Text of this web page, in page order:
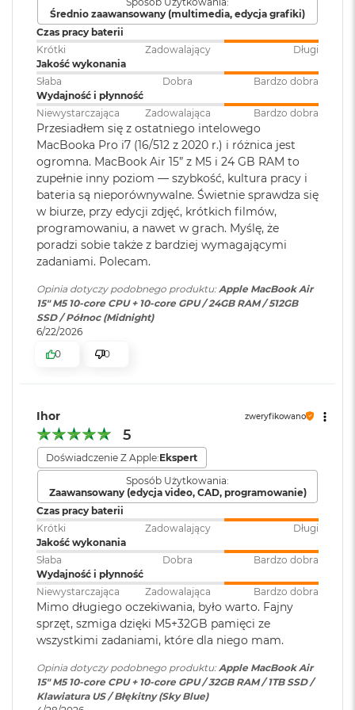
M
a
c
B
o
k
A
i
r
5
1
2
G
B
M
c
B
o
o
k
1
M
a
c
o
o
k
A
i
r
2
T
B
M
c
B
o
Akceleratory Neural Accelerator
Sprzętowa akceleracja ray tracingu
153 GB/s przepustowości pamięci
Silnik multimedialny
Sprzętowa akceleracja obsługi H.264, HEVC, ProRes i ProRes RAW
Silnik dekodowania wideo
Silnik kodowania wideo
Silnik kodujący i dekodujący format ProRes
Dekoder AV1
Ładowanie i rozbudowa
Dwa porty Thunderbolt 4 (USB-C) obsługujące:
Ładowanie
DisplayPort
Thunderbolt 4 (do 40 Gb/s)
USB 4 (do 40 Gb/s)
Obsługa wyświetlaczy
Obsługa maksymalnie dwóch wyświetlaczy zewnętrznych:
Dwa wyświetlacze o natywnej rozdzielczości do 6K przy 60
klawiatura:
Touch ID:
Obsługa
wyświetlaczy :
Obsługa maks. dwóch
wyświetlaczy zewnętrznych do
6K przy 60 Hz lub jednego
wyświetlacza do 8K przy 60 Hz.
Odtwarzanie wideo: Obsługiwane formaty: m.in.
HEVC, H.264, AV1 i ProRes; HDR z
Dolby Vision, HDR10 i HLG
Odtwarzanie
dźwięku:
Obsługiwane formaty: m.in.
AAC, MP3,
system operacyjny
Wersja systemu
macOS Sequoia lub nowszy
Dołączone
oprogramowanie:
Wbudowane aplikacje systemu
macOS
Dodatkowe
informacje:
Klawiatura z Touch ID, Gładzik
Force Touch wyczuwający siłę
nacisku, Czujnik światła
otoczenia
Układ klawiatury: ANSI - Angielski US
Średnio zaawansowany (multimedia, edycja grafiki)
Czas pracy baterii
Krótki
Zadowalający
Długi
Jakość wykonania
Słaba
Dobra
Bardzo dobra
Wydajność i płynność
Niewystarczająca
Zadowalająca Bardzo dobra
Przesiadłem się z ostatniego intelowego
MacBooka Pro i7 (16/512 z 2020 r.) i różnica jest
ogromna. MacBook Air 15” z M5 i 24 GB RAM to
zupełnie inny poziom — szybkość, kultura pracy i
bateria są nieporównywalne. Świetnie sprawdza się
w biurze, przy edycji zdjęć, krótkich filmów,
programowaniu, a nawet w grach. Myślę, że
poradzi sobie także z bardziej wymagającymi
zadaniami. Polecam.
Opinia dotyczy podobnego produktu:Apple MacBook Air
15" M5 10‑core CPU + 10‑core GPU / 24GB RAM / 512GB
SSD / Północ (Midnight)
6/22/2026
0
0
Ihor zweryfikowano
5
Doświadczenie Z Apple:Ekspert
Sposób Użytkowania:
Zaawansowany (edycja video, CAD, programowanie)
Czas pracy baterii
Krótki
Zadowalający
Długi
Jakość wykonania
Słaba
Dobra
Bardzo dobra
Wydajność i płynność
Niewystarczająca
Zadowalająca Bardzo dobra
Mimo długiego oczekiwania, było warto. Fajny
sprzęt, szmiga dzięki M5+32GB pamięci ze
wszystkimi zadaniami, które dla niego mam.
Opinia dotyczy podobnego produktu:Apple MacBook Air
15" M5 10‑core CPU + 10‑core GPU / 32GB RAM / 1TB SSD /
Klawiatura US / Błękitny (Sky Blue)